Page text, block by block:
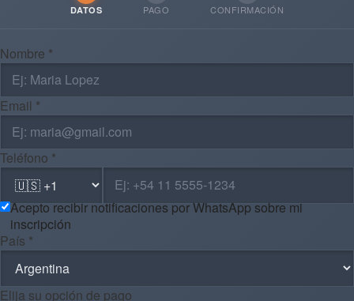
DATOS PAGO CONFIRMACIÓN
Nombre *
Email *
Teléfono *
Acepto recibir notificaciones por WhatsApp sobre mi
inscripción
País *
Elija su opción de pago